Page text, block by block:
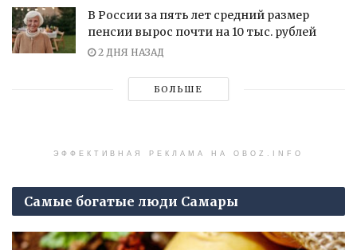
В России за пять лет средний размер
пенсии вырос почти на 10 тыс. рублей
2 ДНЯ НАЗАД
БОЛЬШЕ
ЭФФЕКТИВНАЯ РЕКЛАМА НА OBOZ.INFO
Самые богатые люди Самары